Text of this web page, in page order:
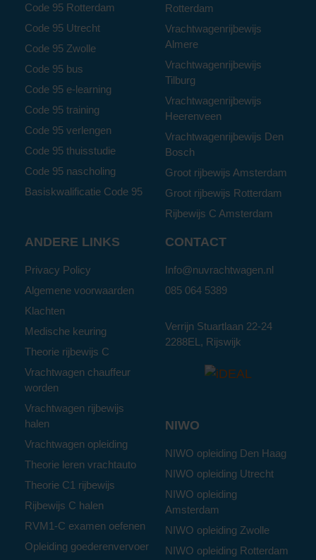
Code 95 Rotterdam
Code 95 Utrecht
Code 95 Zwolle
Code 95 bus
Code 95 e-learning
Code 95 training
Code 95 verlengen
Code 95 thuisstudie
Code 95 nascholing
Basiskwalificatie Code 95
Rotterdam
Vrachtwagenrijbewijs
Almere
Vrachtwagenrijbewijs
Tilburg
Vrachtwagenrijbewijs
Heerenveen
Vrachtwagenrijbewijs Den
Bosch
Groot rijbewijs Amsterdam
Groot rijbewijs Rotterdam
Rijbewijs C Amsterdam
ANDERE LINKS
Privacy Policy
Algemene voorwaarden
Klachten
Medische keuring
Theorie rijbewijs C
Vrachtwagen chauffeur
worden
Vrachtwagen rijbewijs
halen
Vrachtwagen opleiding
Theorie leren vrachtauto
Theorie C1 rijbewijs
Rijbewijs C halen
RVM1-C examen oefenen
Opleiding goederenvervoer
CONTACT
Info@nuvrachtwagen.nl
085 064 5389
Verrijn Stuartlaan 22-24
2288EL, Rijswijk
NIWO
NIWO opleiding Den Haag
NIWO opleiding Utrecht
NIWO opleiding
Amsterdam
NIWO opleiding Zwolle
NIWO opleiding Rotterdam